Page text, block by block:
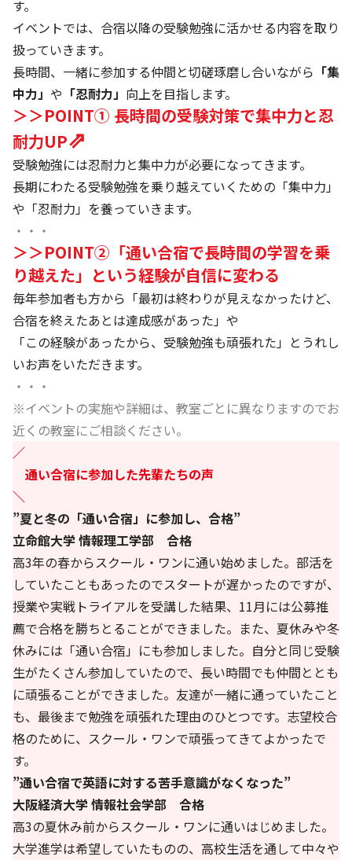
す。
イベントでは、合宿以降の受験勉強に活かせる内容を取り
扱っていきます。
長時間、一緒に参加する仲間と切磋琢磨し合いながら 「集
中力」 や 「忍耐力」 向上を目指します。
＞＞POINT① 長時間の受験対策で集中力と忍
耐力UP⇗
受験勉強には忍耐力と集中力が必要になってきます。
長期にわたる受験勉強を乗り越えていくための「集中力」
や「忍耐力」を養っていきます。
・・・
＞＞POINT②「通い合宿で長時間の学習を乗
り越えた」という経験が自信に変わる
毎年参加者も方から「最初は終わりが見えなかったけど、
合宿を終えたあとは達成感があった」や
「この経験があったから、受験勉強も頑張れた」とうれし
いお声をいただきます。
・・・
※イベントの実施や詳細は、教室ごとに異なりますのでお
近くの教室にご相談ください。
／
通い合宿に参加した先輩たちの声
＼
”夏と冬の「通い合宿」に参加し、合格”
立命館大学 情報理工学部 合格
高3年の春からスクール・ワンに通い始めました。部活を
していたこともあったのでスタートが遅かったのですが、
授業や実戦トライアルを受講した結果、11月には公募推
薦で合格を勝ちとることができました。また、夏休みや冬
休みには「通い合宿」にも参加しました。自分と同じ受験
生がたくさん参加していたので、長い時間でも仲間ととも
に頑張ることができました。友達が一緒に通っていたこと
も、最後まで勉強を頑張れた理由のひとつです。志望校合
格のために、スクール・ワンで頑張ってきてよかったで
す。
”通い合宿で英語に対する苦手意識がなくなった”
大阪経済大学 情報社会学部 合格
高3の夏休み前からスクール・ワンに通いはじめました。
大学進学は希望していたものの、高校生活を通して中々や